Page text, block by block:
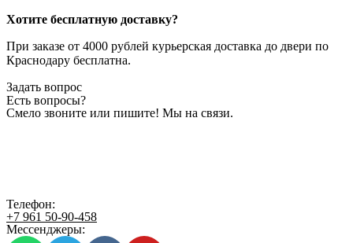
Хотите бесплатную доставку?
При заказе от 4000 рублей курьерская доставка до двери по
Краснодару бесплатна.
Задать вопрос
Есть вопросы?
Смело звоните или пишите! Мы на связи.
Телефон:
+7 961 50-90-458
Мессенджеры: